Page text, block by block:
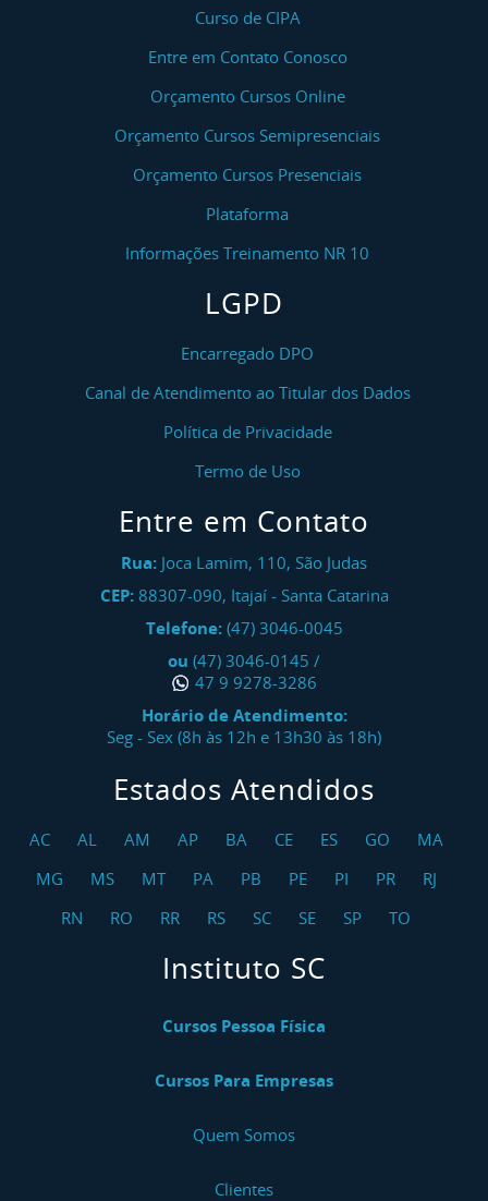
Curso de CIPA
Entre em Contato Conosco
Orçamento Cursos Online
Orçamento Cursos Semipresenciais
Orçamento Cursos Presenciais
Plataforma
Informações Treinamento NR 10
LGPD
Encarregado DPO
Canal de Atendimento ao Titular dos Dados
Política de Privacidade
Termo de Uso
Entre em Contato
Rua: Joca Lamim, 110, São Judas
CEP: 88307-090, Itajaí- Santa Catarina
Telefone: (47) 3046-0045
ou (47) 3046-0145 /
47 9 9278-3286
Horário de Atendimento:
Seg - Sex (8h às 12h e 13h30 às 18h)
Estados Atendidos
AC AL AM AP BA CE ES GO
MA
MG
MS MT PA PB PE PI PR
RJ
RN
RO RR RS SC SE SP TO
Instituto SC
Cursos Pessoa Física
Cursos Para Empresas
Quem Somos
Clientes